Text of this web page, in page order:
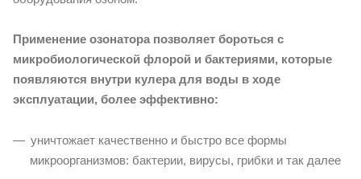
Применение озонатора позволяет бороться с
микробиологической флорой и бактериями, которые
появляются внутри кулера для воды в ходе
эксплуатации, более эффективно:
уничтожает качественно и быстро все формы
микроорганизмов: бактерии, вирусы, грибки и так далее